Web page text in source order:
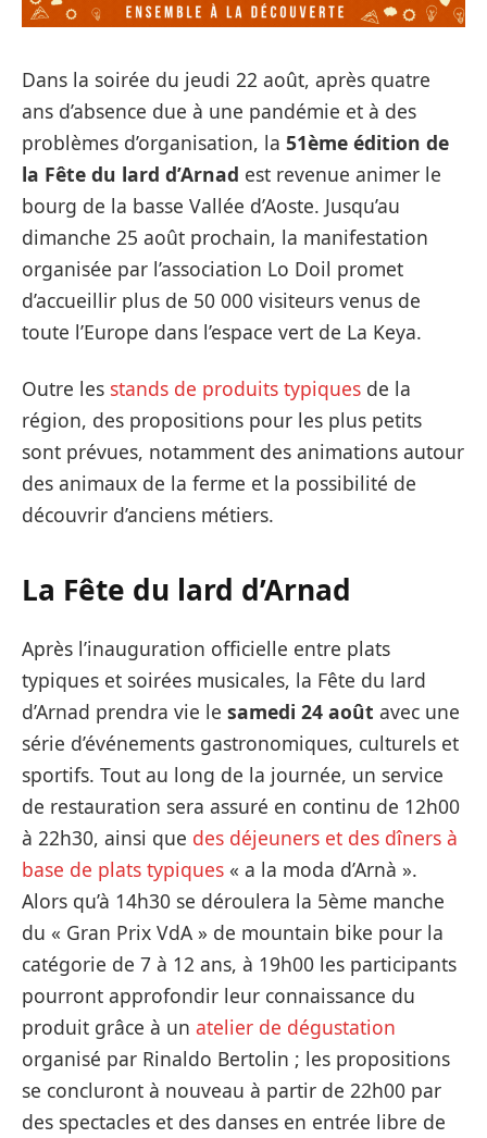
Dans la soirée du jeudi 22 août, après quatre
ans d’absence due à une pandémie et à des
problèmes d’organisation, la 51ème édition de
la Fête du lard d’Arnad est revenue animer le
bourg de la basse Vallée d’Aoste. Jusqu’au
dimanche 25 août prochain, la manifestation
organisée par l’association Lo Doil promet
d’accueillir plus de 50 000 visiteurs venus de
toute l’Europe dans l’espace vert de La Keya.
Outre les stands de produits typiques de la
région, des propositions pour les plus petits
sont prévues, notamment des animations autour
des animaux de la ferme et la possibilité de
découvrir d’anciens métiers.
La Fête du lard d’Arnad
Après l’inauguration officielle entre plats
typiques et soirées musicales, la Fête du lard
d’Arnad prendra vie le samedi 24 août avec une
série d’événements gastronomiques, culturels et
sportifs. Tout au long de la journée, un service
de restauration sera assuré en continu de 12h00
à 22h30, ainsi que des déjeuners et des dîners à
base de plats typiques « a la moda d’Arnà ».
Alors qu’à 14h30 se déroulera la 5ème manche
du « Gran Prix VdA » de mountain bike pour la
catégorie de 7 à 12 ans, à 19h00 les participants
pourront approfondir leur connaissance du
produit grâce à un atelier de dégustation
organisé par Rinaldo Bertolin ; les propositions
se concluront à nouveau à partir de 22h00 par
des spectacles et des danses en entrée libre de